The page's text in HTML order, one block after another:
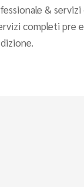
& servizi
completi pre